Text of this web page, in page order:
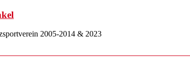
2005-2014 & 2023